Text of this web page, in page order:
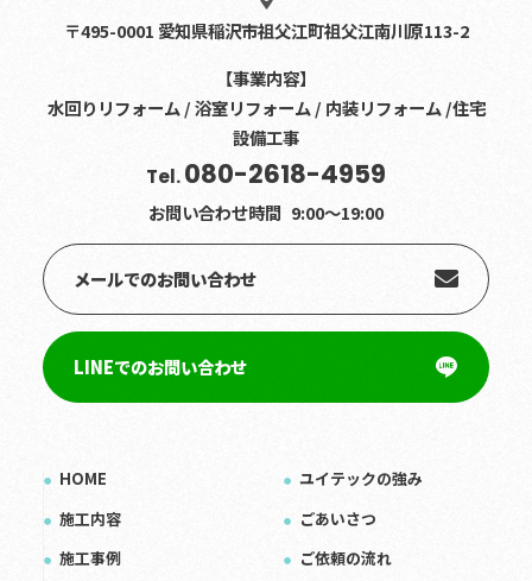
〒495-0001 愛知県稲沢市祖父江町祖父江南川原113-2
【事業内容】
水回りリフォーム / 浴室リフォーム / 内装リフォーム /住宅
設備工事
Tel. 080-2618-4959
お問い合わせ時間 9:00〜19:00
メールでのお問い合わせ
LINEでのお問い合わせ
HOME
ユイテックの強み
施工内容
ごあいさつ
施工事例
ご依頼の流れ